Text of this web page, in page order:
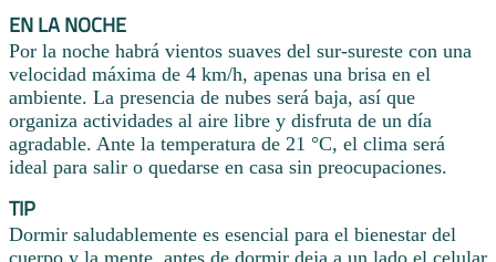
EN LA NOCHE
Por la noche habrá vientos suaves del sur-sureste con una
velocidad máxima de 4 km/h, apenas una brisa en el
ambiente. La presencia de nubes será baja, así que
organiza actividades al aire libre y disfruta de un día
agradable. Ante la temperatura de 21 °C, el clima será
ideal para salir o quedarse en casa sin preocupaciones.
TIP
Dormir saludablemente es esencial para el bienestar del